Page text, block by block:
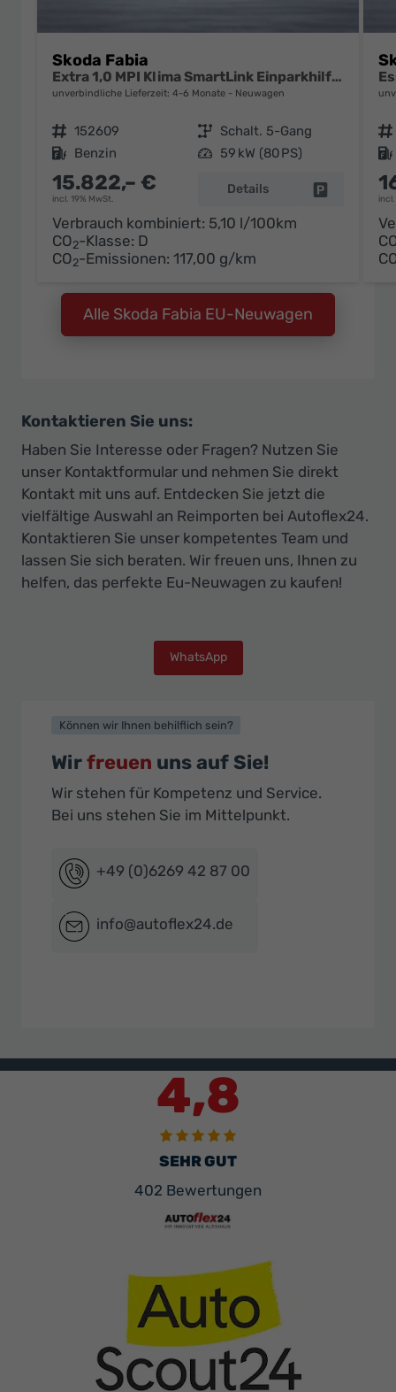
Skoda Fabia
Extra 1,0 MPI Klima SmartLink Einparkhilfe 5J Garantie LED Scheinwerfer Bluetooth
unverbindliche Lieferzeit: 4-6 Monate Neuwagen
Fahrzeugnr. 152609 Getriebe Schalt. 5-Gang
Kraftstoff Benzin Leistung 59 kW (80 PS)
15.822,– €
incl. 19% MwSt.
Details Fahrzeug
Verbrauch kombiniert: 5,10 l/100km
CO2-Klasse: D
CO2-Emissionen: 117,00 g/km
Fahrzeugnr.
Kraftstoff
Alle Skoda Fabia EU-Neuwagen
Kontaktieren Sie uns:
Haben Sie Interesse oder Fragen? Nutzen Sie
unser Kontaktformular und nehmen Sie direkt
Kontakt mit uns auf. Entdecken Sie jetzt die
vielfältige Auswahl an Reimporten bei Autoflex24.
Kontaktieren Sie unser kompetentes Team und
lassen Sie sich beraten. Wir freuen uns, Ihnen zu
helfen, das perfekte Eu-Neuwagen zu kaufen!
WhatsApp
Können wir Ihnen behilflich sein?
Wirfreuen uns auf Sie!
Wir stehen für Kompetenz und Service.
Bei uns stehen Sie im Mittelpunkt.
+49 (0)6269 42 87 00
info@autoflex24.de
4,8
SEHR GUT
402 Bewertungen